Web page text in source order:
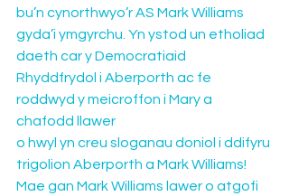
bu’n cynorthwyo’r AS Mark Williams
gyda’i ymgyrchu. Yn ystod un etholiad
daeth car y Democratiaid
Rhyddfrydol i Aberporth ac fe
roddwyd y meicroffon i Mary a
chafodd llawer
o hwyl yn creu sloganau doniol i ddifyru
trigolion Aberporth a Mark Williams!
Mae gan Mark Williams lawer o atgofi